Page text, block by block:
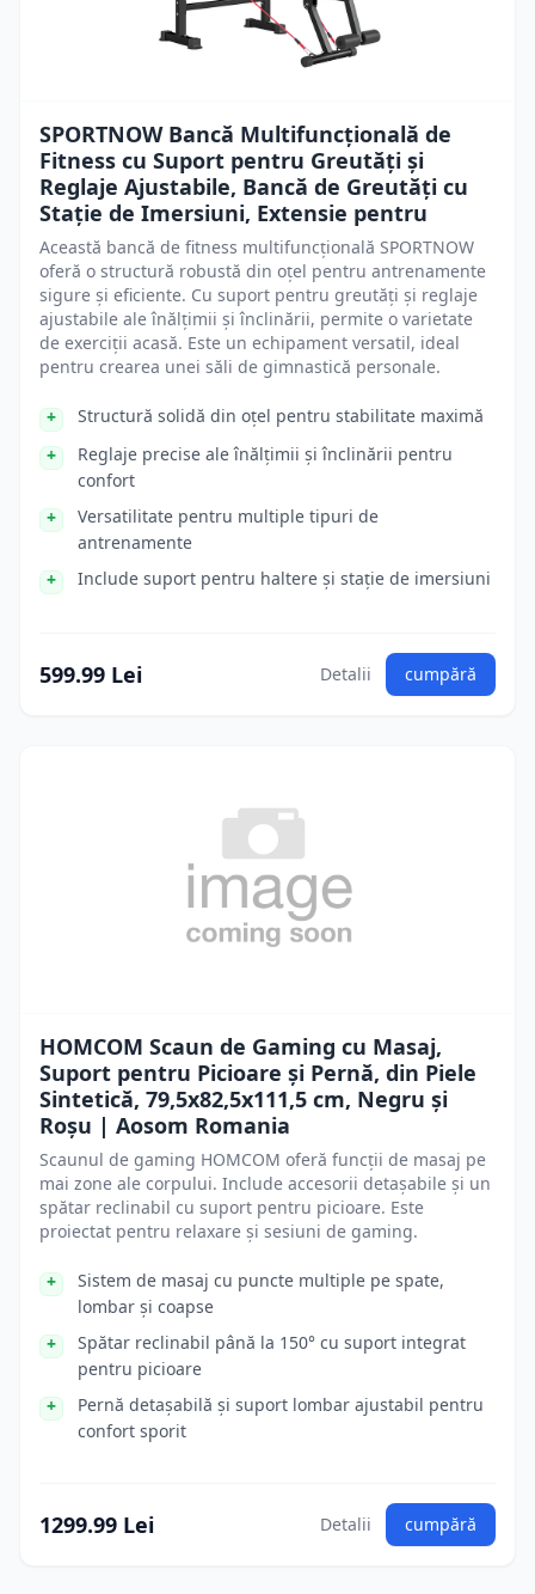
SPORTNOW Bancă Multifuncțională de
Fitness cu Suport pentru Greutăți și
Reglaje Ajustabile, Bancă de Greutăți cu
Stație de Imersiuni, Extensie pentru
Această bancă de fitness multifuncțională SPORTNOW
oferă o structură robustă din oțel pentru antrenamente
sigure și eficiente. Cu suport pentru greutăți și reglaje
ajustabile ale înălțimii și înclinării, permite o varietate
de exerciții acasă. Este un echipament versatil, ideal
pentru crearea unei săli de gimnastică personale.
Structură solidă din oțel pentru stabilitate maximă
Reglaje precise ale înălțimii și înclinării pentru
confort
Versatilitate pentru multiple tipuri de
antrenamente
Include suport pentru haltere și stație de imersiuni
599.99 Lei Detalii cumpără
HOMCOM Scaun de Gaming cu Masaj,
Suport pentru Picioare și Pernă, din Piele
Sintetică, 79,5x82,5x111,5 cm, Negru și
Roșu | Aosom Romania
Scaunul de gaming HOMCOM oferă funcții de masaj pe
mai zone ale corpului. Include accesorii detașabile și un
spătar reclinabil cu suport pentru picioare. Este
proiectat pentru relaxare și sesiuni de gaming.
Sistem de masaj cu puncte multiple pe spate,
lombar și coapse
Spătar reclinabil până la 150° cu suport integrat
pentru picioare
Pernă detașabilă și suport lombar ajustabil pentru
confort sporit
1299.99 Lei Detalii cumpără